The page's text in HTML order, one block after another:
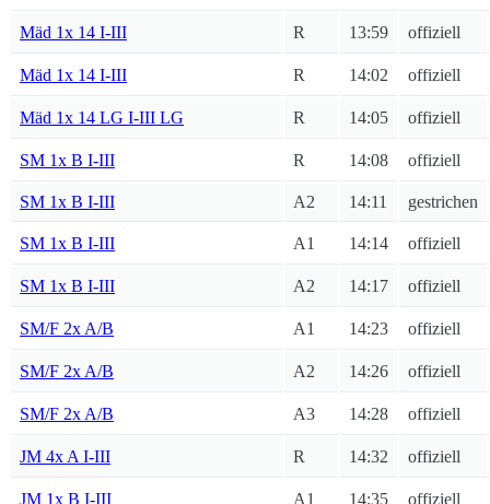
Mäd 1x 14 I-III R 13:59 offiziell
Mäd 1x 14 I-III R 14:02 offiziell
Mäd 1x 14 LG I-III LG R 14:05 offiziell
SM 1x B I-III R 14:08 offiziell
SM 1x B I-III A2 14:11 gestrichen
SM 1x B I-III A1 14:14 offiziell
SM 1x B I-III A2 14:17 offiziell
SM/F 2x A/B A1 14:23 offiziell
SM/F 2x A/B A2 14:26 offiziell
SM/F 2x A/B A3 14:28 offiziell
JM 4x A I-III R 14:32 offiziell
JM 1x B I-III A1 14:35 offiziell